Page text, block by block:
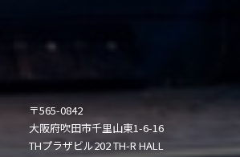
〒565-0842
大阪府吹田市千里山東1-6-16
THプラザビル202 TH-R HALL